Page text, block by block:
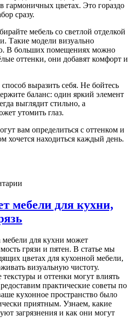
цветах. Это гораздо
сразу.
мебель со светлой отделкой
Такие модели визуально
В больших помещениях можно
оттенки, они добавят комфорт и
выразить себя. Не бойтесь
баланс: один яркий элемент
выглядит стильно, а
утомить глаз.
вам определиться с оттенком и
хочется находиться каждый день.
мебели для кухни,
для кухни может
грязи и пятен. В статье мы
цветах для кухонной мебели,
визуальную чистоту.
и оттенки могут влиять
практические советы по
кухонное пространство было
приятным. Узнаем, какие
загрязнения и как они могут